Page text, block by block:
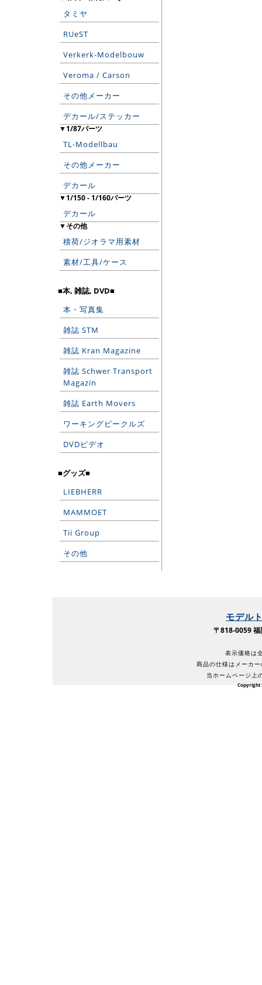
タミヤ
RUeST
Verkerk-Modelbouw
Veroma / Carson
その他メーカー
デカール/ステッカー
▼1/87パーツ
TL-Modellbau
その他メーカー
デカール
▼1/150 - 1/160パーツ
デカール
▼その他
積荷/ジオラマ用素材
素材/工具/ケース
■本, 雑誌, DVD■
本・写真集
雑誌 STM
雑誌 Kran Magazine
雑誌 Schwer Transport
Magazin
雑誌 Earth Movers
ワーキングビークルズ
DVDビデオ
■グッズ■
LIEBHERR
MAMMOET
Tii Group
その他
モデル
〒818-0059
表示価格は
商品の仕様はメーカ
当ホームページ上
Copyright